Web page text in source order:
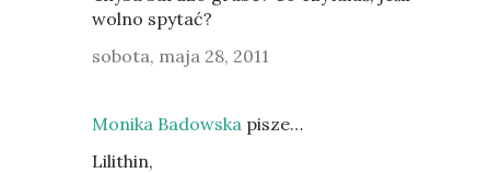
wolno spytać?
sobota, maja 28, 2011
Monika Badowska pisze…
Lilithin,